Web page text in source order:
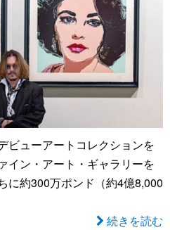
ビューアートコレクションを
イン・アート・ギャラリーを
に約300万ポンド（約4億8,000
続きを読む